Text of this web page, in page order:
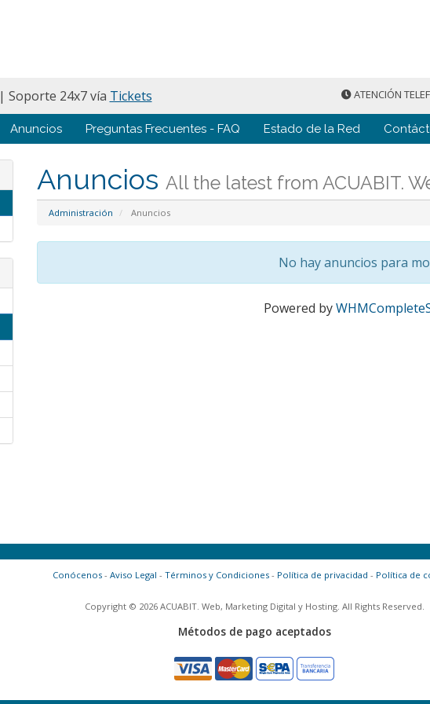
| Soporte 24x7 vía Tickets ATENCIÓN
Anuncios Preguntas Frecuentes - FAQ Estado de la Red
Anuncios All the latest from ACUABIT.
Administración Anuncios
No hay anuncios para
Powered by
Conócenos- Aviso Legal - Términos y Condiciones- Política de privacidad - Política de
Copyright © 2026 ACUABIT. Web, Marketing Digital y Hosting. All Rights Reserved.
Métodos de pago aceptados